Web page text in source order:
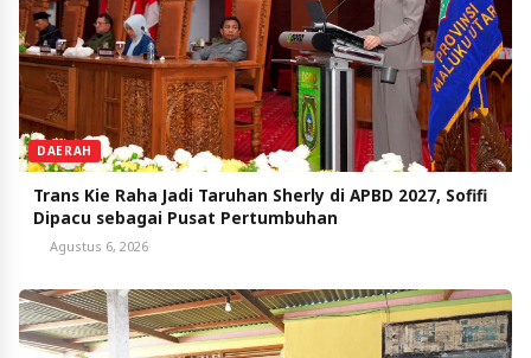
DAERAH
Trans Kie Raha Jadi Taruhan Sherly di APBD 2027, Sofifi
Dipacu sebagai Pusat Pertumbuhan
Agustus 6, 2026